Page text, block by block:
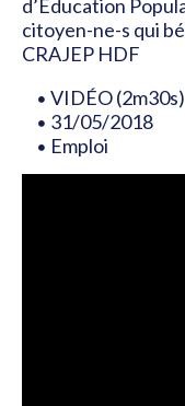
d’Éducation
citoyen-ne-s qui
CRAJEP HDF
VIDÉO (2m30s)
31/05/2018
Emploi